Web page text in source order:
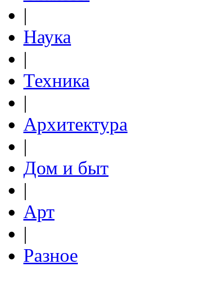
|
Наука
|
Техника
|
Архитектура
|
Дом и быт
|
Арт
|
Разное